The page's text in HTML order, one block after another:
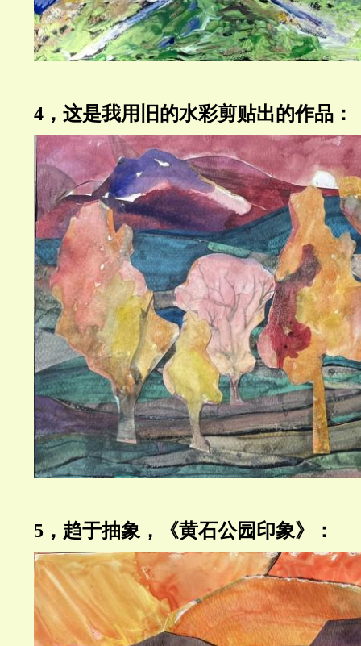
4，这是我用旧的水彩剪贴出的作品：
5，趋于抽象，《黄石公园印象》：